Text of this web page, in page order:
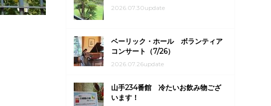
2026.07.30update
ベーリック・ホール ボランティア
コンサート（7/26）
2026.07.26update
山手234番館 冷たいお飲み物ござ
います！